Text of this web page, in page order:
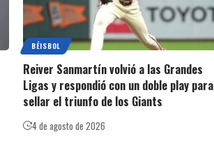
BÉISBOL
Reiver Sanmartín volvió a las Grandes
Ligas y respondió con un doble play para
sellar el triunfo de los Giants
4 de agosto de 2026